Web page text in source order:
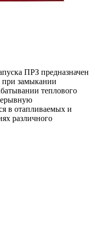
ПРЗ предназначен
при замыкании
теплового
в отапливаемых и
различного